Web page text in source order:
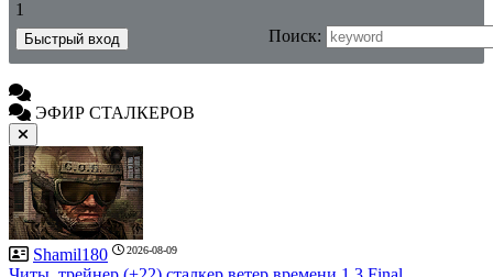
1
Поиск:
ЭФИР СТАЛКЕРОВ
Shamil180 2026-08-09